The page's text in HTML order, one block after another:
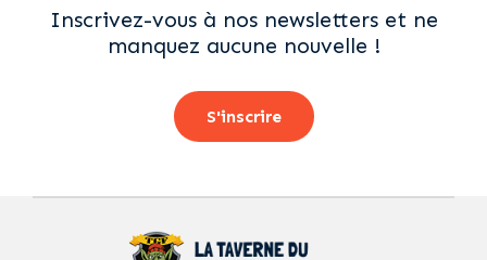
Inscrivez-vous à nos newsletters et ne
manquez aucune nouvelle !
S'inscrire